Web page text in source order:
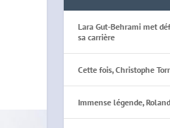
Lara Gut-Behrami met
sa carrière
Cette fois, Christophe
Immense légende,